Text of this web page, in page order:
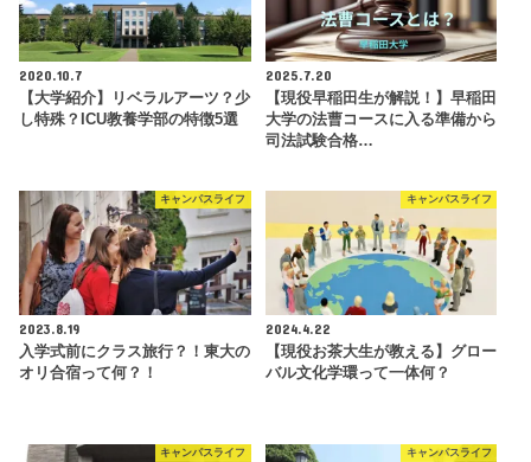
2020.10.7
【大学紹介】リベラルアーツ？少
し特殊？ICU教養学部の特徴5選
2025.7.20
【現役早稲田生が解説！】早稲田
大学の法曹コースに入る準備から
司法試験合格…
キャンパスライフ
2023.8.19
入学式前にクラス旅行？！東大の
オリ合宿って何？！
キャンパスライフ
2024.4.22
【現役お茶大生が教える】グロー
バル文化学環って一体何？
キャンパスライフ キャンパスライフ